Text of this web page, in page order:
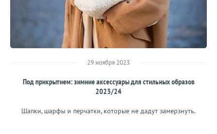
29 ноября 2023
Под прикрытием: зимние аксессуары для стильных образов
2023/24
Шапки, шарфы и перчатки, которые не дадут замерзнуть.